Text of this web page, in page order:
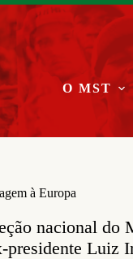
O MST
à Europa
nacional do
presidente Luiz